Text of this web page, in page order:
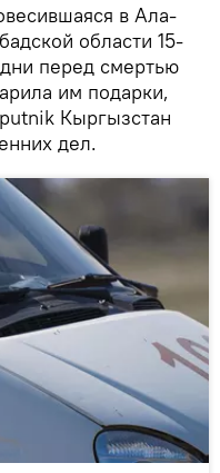
в Ала-
области 15-
перед смертью
им подарки,
Кыргызстан
дел.